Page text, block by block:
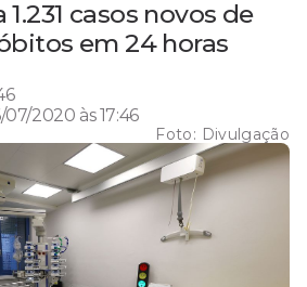
casos novos de
em 24 horas
07/2020 às 17:46
Foto: Divulgação